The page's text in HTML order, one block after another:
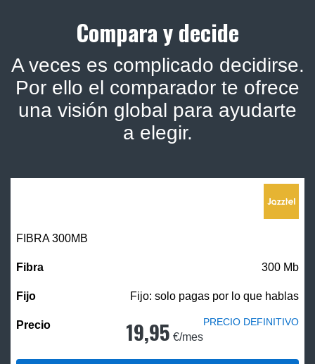
Compara y decide
A veces es complicado decidirse.
Por ello el comparador te ofrece
una visión global para ayudarte
a elegir.
FIBRA 300MB
300 Mb
Fijo: solo pagas por lo que hablas
19,95 €/mes
PRECIO DEFINITIVO